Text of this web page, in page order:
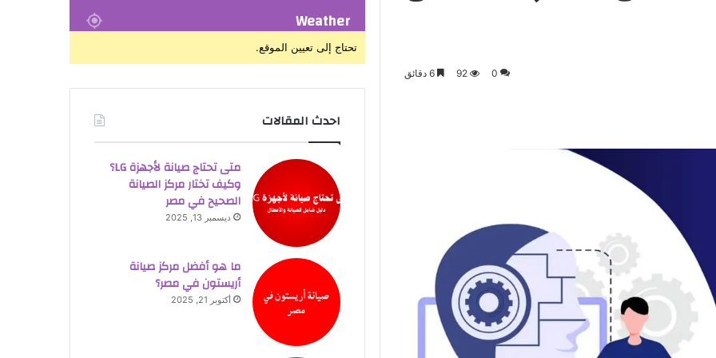
0
92
Weather
تحتاج إلى تعيين الموقع.
احدث المقالات
متى تحتاج صيانة لأجهزة LG؟
وكيف تختار مركز الصيانة
الصحيح في مصر
ديسمبر 13, 2025
ما هو أفضل مركز صيانة
أريستون في مصر؟
أكتوبر 21, 2025